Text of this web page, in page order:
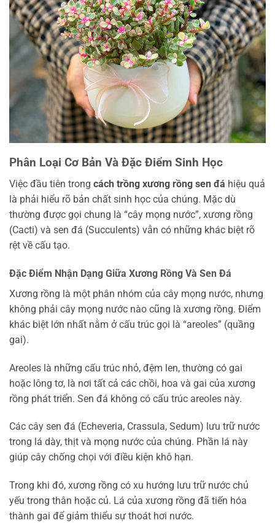
Phân Loại Cơ Bản Và Đặc Điểm Sinh Học
Việc đầu tiên trong cách trồng xương rồng sen đá hiệu quả
là phải hiểu rõ bản chất sinh học của chúng. Mặc dù
thường được gọi chung là “cây mọng nước”, xương rồng
(Cacti) và sen đá (Succulents) vẫn có những khác biệt rõ
rệt về cấu tạo.
Đặc Điểm Nhận Dạng Giữa Xương Rồng Và Sen Đá
Xương rồng là một phân nhóm của cây mọng nước, nhưng
không phải cây mọng nước nào cũng là xương rồng. Điểm
khác biệt lớn nhất nằm ở cấu trúc gọi là “areoles” (quầng
gai).
Areoles là những cấu trúc nhỏ, đệm len, thường có gai
hoặc lông tơ, là nơi tất cả các chồi, hoa và gai của xương
rồng phát triển. Sen đá không có cấu trúc areoles này.
Các cây sen đá (Echeveria, Crassula, Sedum) lưu trữ nước
trong lá dày, thịt và mọng nước của chúng. Phần lá này
giúp cây chống chọi với điều kiện khô hạn.
Trong khi đó, xương rồng có xu hướng lưu trữ nước chủ
yếu trong thân hoặc củ. Lá của xương rồng đã tiến hóa
thành gai để giảm thiểu sự thoát hơi nước.